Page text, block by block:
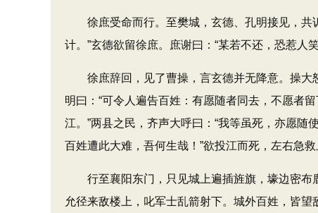
徐庶受命而行。至樊城，玄德、孔明接见，共
计。”玄德欲留徐庶。庶谢曰：“某若不还，恐惹人
徐庶辞回，见了曹操，言玄德并无降意。操大怒
明曰：“可令人遍告百姓：有愿随者同去，不愿者
江。”两县之民，齐声大呼曰：“我等虽死，亦愿随
百姓遭此大难，吾何生哉！”欲投江而死，左右急
行至襄阳东门，只见城上遍插旌旗，壕边密布鹿
允径来敌楼上，叱军士乱箭射下。城外百姓，皆